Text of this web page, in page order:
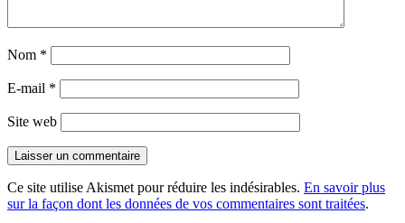
Nom *
E-mail *
Site web
Ce site utilise Akismet pour réduire les indésirables. En savoir plus
sur la façon dont les données de vos commentaires sont traitées.